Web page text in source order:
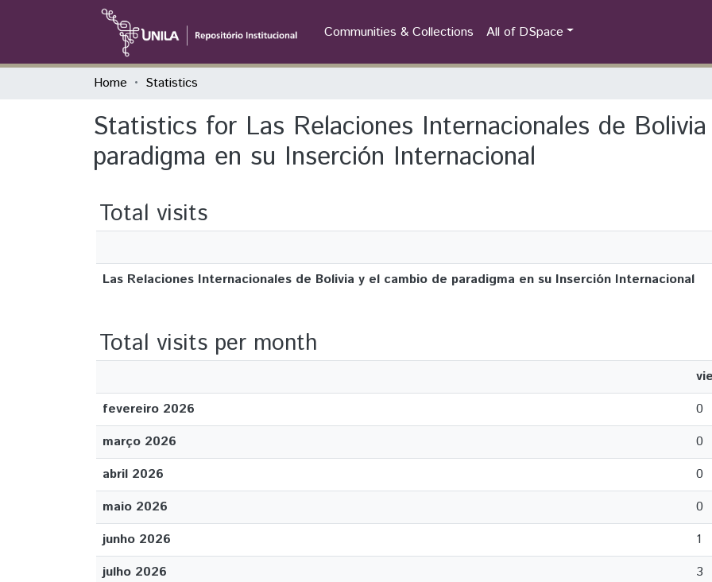
Communities & Collections All of DSpace
Home Statistics
Statistics for Las Relaciones Internacionales de
paradigma en su Inserción Internacional
Total visits
Las Relaciones Internacionales de Bolivia y el cambio de paradigma en su Inserción Internacional
Total visits per month
fevereiro 2026
0
março 2026
0
abril 2026
0
maio 2026
0
junho 2026
1
julho 2026
3